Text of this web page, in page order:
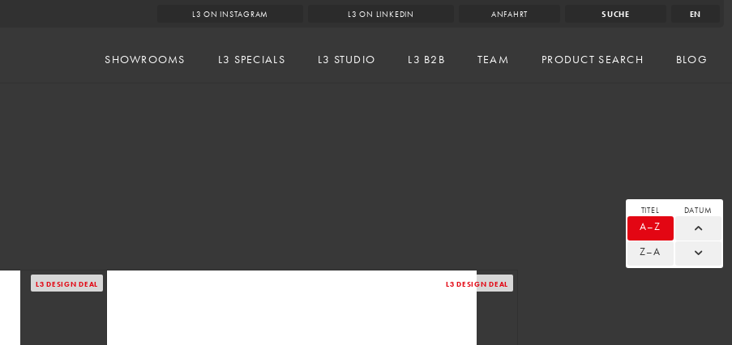
L3 ON INSTAGRAM L3 ON LINKEDIN ANFAHRT SUCHE EN
SHOWROOMS L3 SPECIALS L3 STUDIO L3 B2B TEAM PRODUCT SEARCH BLOG
TITEL
A–Z
Z–A
DATUM
L3 DESIGN DEAL L3 DESIGN DEAL